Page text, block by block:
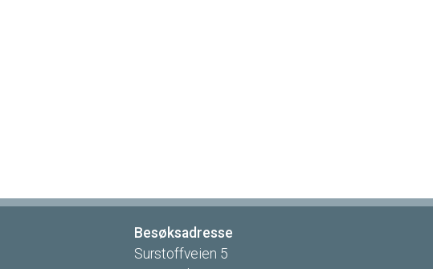
Besøksadresse
Surstoffveien 5